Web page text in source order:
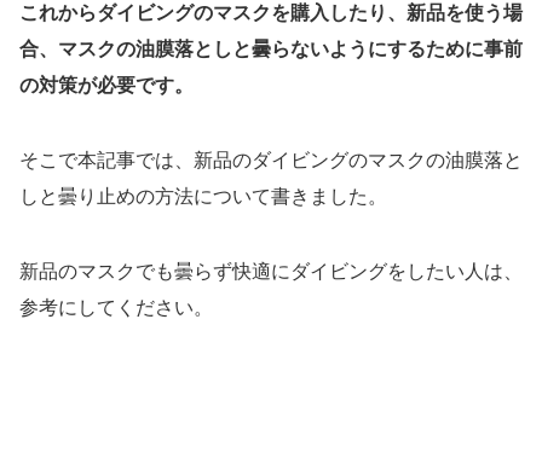
これからダイビングのマスクを購入したり、新品を使う場
合、マスクの油膜落としと曇らないようにするために事前
の対策が必要です。
そこで本記事では、新品のダイビングのマスクの油膜落と
しと曇り止めの方法について書きました。
新品のマスクでも曇らず快適にダイビングをしたい人は、
参考にしてください。